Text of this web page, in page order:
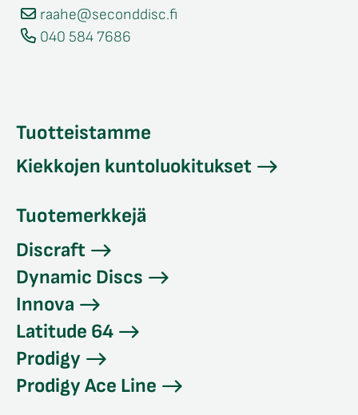
raahe@seconddisc.fi
040 584 7686
Tuotteistamme
Kiekkojen kuntoluokitukset
Tuotemerkkejä
Discraft
Dynamic Discs
Innova
Latitude 64
Prodigy
Prodigy Ace Line